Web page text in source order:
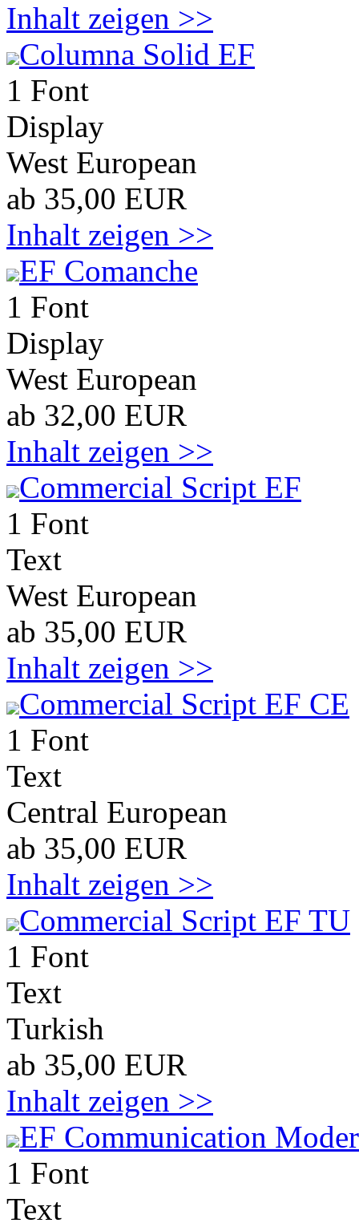
Inhalt zeigen >>
Columna Solid EF
1 Font
Display
West European
ab 35,00 EUR
Inhalt zeigen >>
EF Comanche
1 Font
Display
West European
ab 32,00 EUR
Inhalt zeigen >>
Commercial Script EF
1 Font
Text
West European
ab 35,00 EUR
Inhalt zeigen >>
Commercial Script EF CE
1 Font
Text
Central European
ab 35,00 EUR
Inhalt zeigen >>
Commercial Script EF TU
1 Font
Text
Turkish
ab 35,00 EUR
Inhalt zeigen >>
EF Communication
1 Font
Text